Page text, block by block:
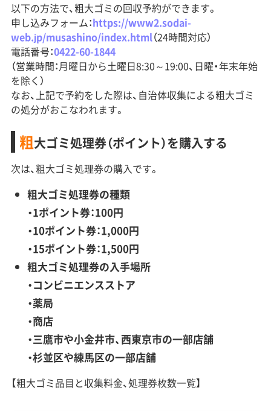
以下の方法で、粗大ゴミの回収予約ができます。
申し込みフォーム：https://www2.sodai-
web.jp/musashino/index.html（24時間対応）
電話番号：0422-60-1844
（営業時間：月曜日から土曜日8:30～19:00、日曜・年末年始
を除く）
なお、上記で予約をした際は、自治体収集による粗大ゴミ
の処分がおこなわれます。
粗大ゴミ処理券（ポイント）を購入する
次は、粗大ゴミ処理券の購入です。
粗大ゴミ処理券の種類
・1ポイント券：100円
・10ポイント券：1,000円
・15ポイント券：1,500円
粗大ゴミ処理券の入手場所
・コンビニエンスストア
・薬局
・商店
・三鷹市や小金井市、西東京市の一部店舗
・杉並区や練馬区の一部店舗
【粗大ゴミ品目と収集料金、処理券枚数一覧】